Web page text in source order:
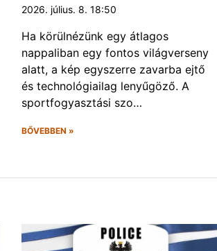
2026. július. 8. 18:50
Ha körülnézünk egy átlagos
nappaliban egy fontos világverseny
alatt, a kép egyszerre zavarba ejtő
és technológiailag lenyűgöző. A
sportfogyasztási szo…
BŐVEBBEN »